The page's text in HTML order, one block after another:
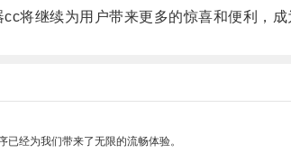
继续为用户带来更多的惊喜和便利，成
已经为我们带来了无限的流畅体验。